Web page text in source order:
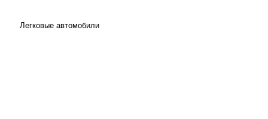
Легковые автомобили